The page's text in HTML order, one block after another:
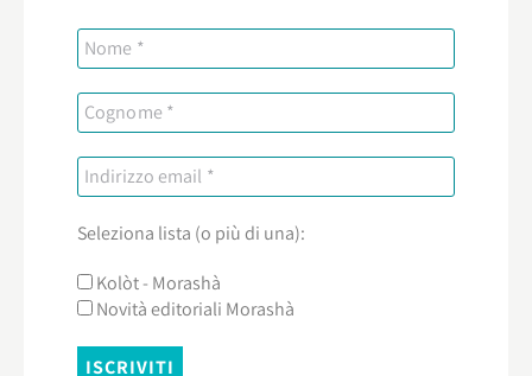
Seleziona lista (o più di una):
Kolòt - Morashà
Novità editoriali Morashà